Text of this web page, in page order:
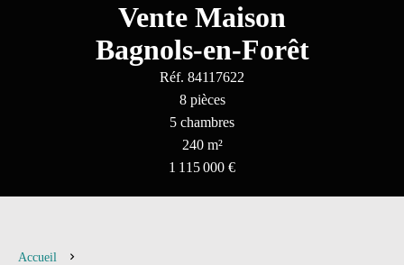
Vente Maison
Bagnols-en-Forêt
Réf. 84117622
8 pièces
5 chambres
240 m²
1 115 000 €
Accueil